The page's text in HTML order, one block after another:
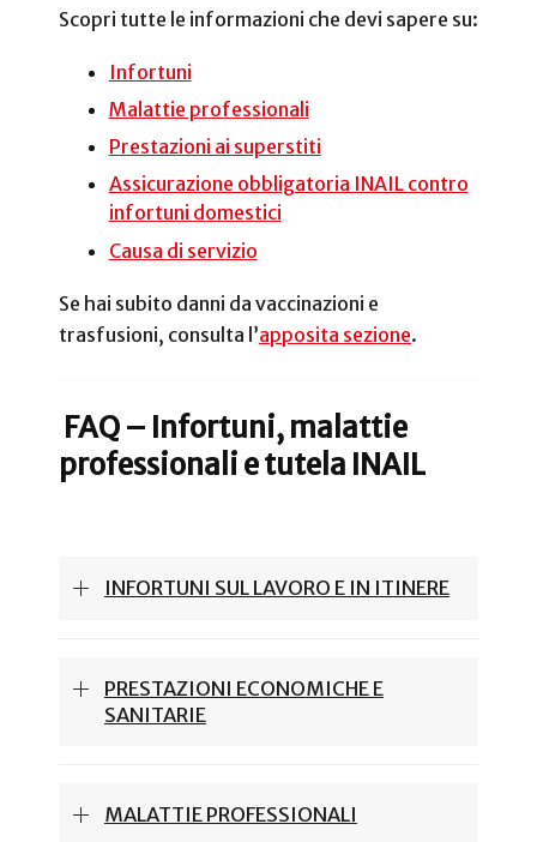
Scopri tutte le informazioni che devi sapere su:
Infortuni
Malattie professionali
Prestazioni ai superstiti
Assicurazione obbligatoria INAIL contro
infortuni domestici
Causa di servizio
Se hai subito danni da vaccinazioni e
trasfusioni, consulta l’apposita sezione.
FAQ – Infortuni, malattie
professionali e tutela INAIL
INFORTUNI SUL LAVORO E IN ITINERE
PRESTAZIONI ECONOMICHE E
SANITARIE
MALATTIE PROFESSIONALI